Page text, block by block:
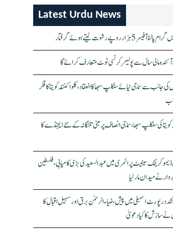
Latest Urdu News
5 ہزار روپے رشوت لیتے ہوئے گرفتار
آئندہ مالی سال سے پولیمر کرنسی نوٹ متعارف کرائے گا
جانب سے سماجی نیائے سنکلپ سبھا کا انعقاد، کلواکنٹلہ کویتا کا فکر
کویتا کی سنکلپ سبھا، سماجی انصاف پر مبنی تلنگانہ کے نئے ایجنڈے کا
سینیٹ پرائمری میں عبدالسعید کی بڑی کامیابی، فلسطین
نے میدان مار لیا
رپورٹ اسمبلی میں پیش، ضیاء الرحمٰن برق اور سہیل اقبال کا
نے سازش کا کیا دعویٰ